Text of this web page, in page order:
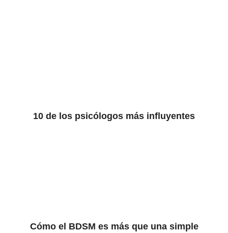
10 de los psicólogos más influyentes
Cómo el BDSM es más que una simple